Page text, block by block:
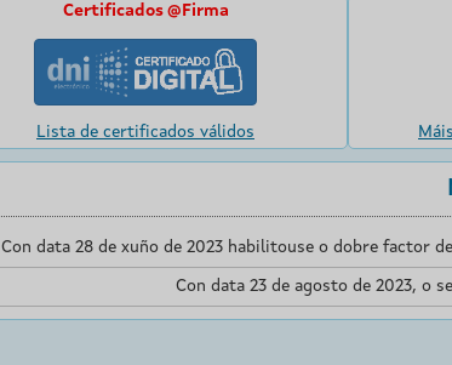
Certificados @Firma
Lista de certificados válidos
Con data 28 de xuño de 2023 habilitouse o dobre factor
Con data 23 de agosto de 2023, o